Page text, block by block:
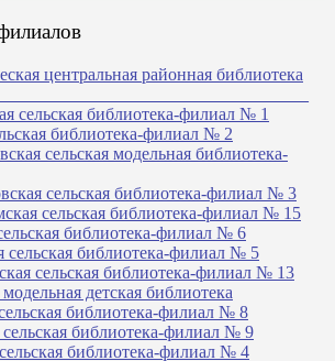
центральная районная библиотека
сельская библиотека-филиал № 1
библиотека-филиал № 2
сельская модельная библиотека-
сельская библиотека-филиал № 3
сельская библиотека-филиал № 15
библиотека-филиал № 6
сельская библиотека-филиал № 5
сельская библиотека-филиал № 13
детская библиотека
библиотека-филиал № 8
сельская библиотека-филиал № 9
библиотека-филиал № 4